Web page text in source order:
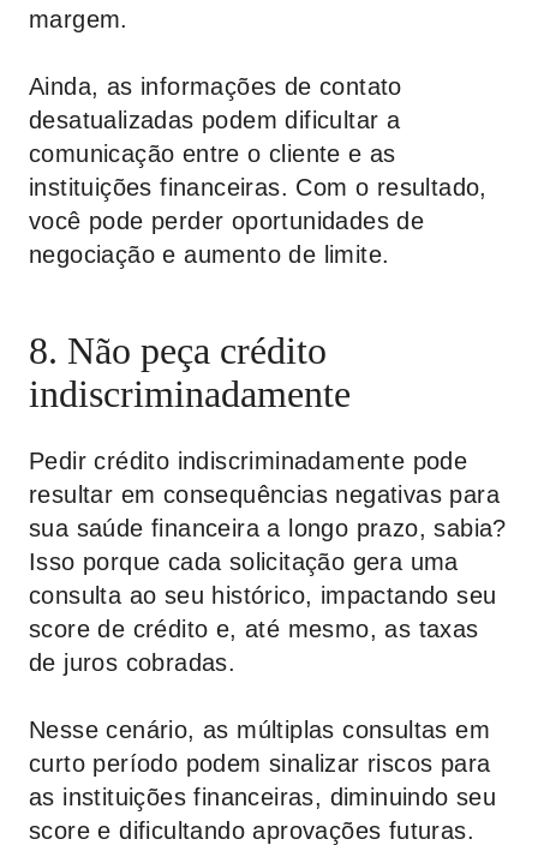
margem.
Ainda, as informações de contato
desatualizadas podem dificultar a
comunicação entre o cliente e as
instituições financeiras. Com o resultado,
você pode perder oportunidades de
negociação e aumento de limite.
8. Não peça crédito
indiscriminadamente
Pedir crédito indiscriminadamente pode
resultar em consequências negativas para
sua saúde financeira a longo prazo, sabia?
Isso porque cada solicitação gera uma
consulta ao seu histórico, impactando seu
score de crédito e, até mesmo, as taxas
de juros cobradas.
Nesse cenário, as múltiplas consultas em
curto período podem sinalizar riscos para
as instituições financeiras, diminuindo seu
score e dificultando aprovações futuras.